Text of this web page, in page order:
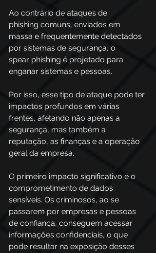
Ao contrário de ataques de
phishing comuns, enviados em
massa e frequentemente detectados
por sistemas de segurança, o
spear phishing é projetado para
enganar sistemas e pessoas.
Por isso, esse tipo de ataque pode ter
impactos profundos em várias
frentes, afetando não apenas a
segurança, mas também a
reputação, as finanças e a operação
geral da empresa.
O primeiro impacto significativo é o
comprometimento de dados
sensíveis. Os criminosos, ao se
passarem por empresas e pessoas
de confiança, conseguem acessar
informações confidenciais, o que
pode resultar na exposição desses